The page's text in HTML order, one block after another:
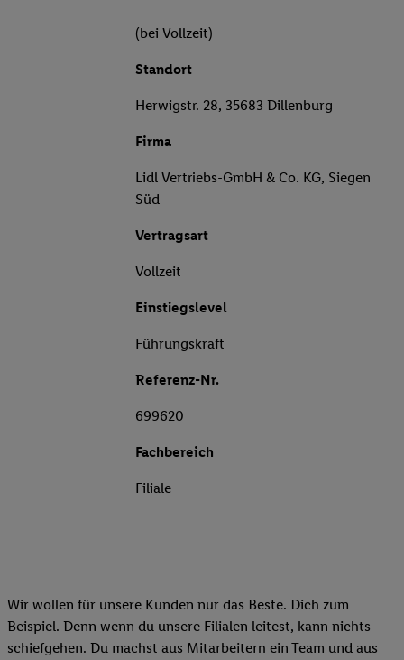
(bei Vollzeit)
Standort
Herwigstr. 28, 35683 Dillenburg
Firma
Lidl Vertriebs-GmbH & Co. KG, Siegen
Süd
Vertragsart
Vollzeit
Einstiegslevel
Führungskraft
Referenz-Nr.
699620
Fachbereich
Filiale
Wir wollen für unsere Kunden nur das Beste. Dich zum
Beispiel. Denn wenn du unsere Filialen leitest, kann nichts
schiefgehen. Du machst aus Mitarbeitern ein Team und aus